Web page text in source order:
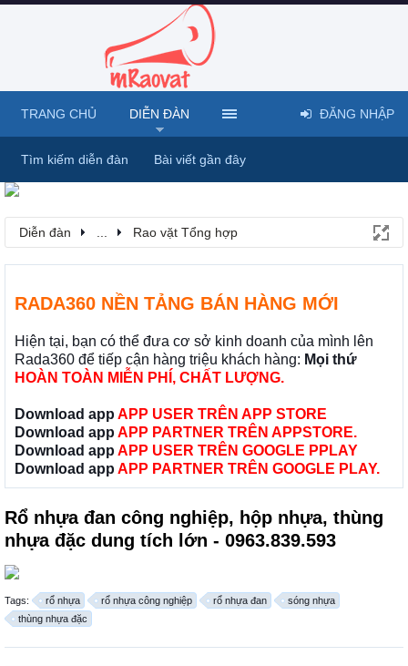
Diễn đàn Rao vặt Tổng hợp
RADA360 NỀN TẢNG BÁN HÀNG MỚI
Hiện tại, bạn có thể đưa cơ sở kinh doanh của mình lên
Rada360 để tiếp cận hàng triệu khách hàng: Mọi thứ
HOÀN TOÀN MIỄN PHÍ, CHẤT LƯỢNG.
Download app APP USER TRÊN APP STORE
Download app APP PARTNER TRÊN APPSTORE.
Download app APP USER TRÊN GOOGLE PPLAY
Download app APP PARTNER TRÊN GOOGLE PLAY.
Rổ nhựa đan công nghiệp, hộp nhựa, thùng
nhựa đặc dung tích lớn - 0963.839.593
Tags: rổ nhựa rổ nhựa công nghiệp rổ nhựa đan
sóng nhựa
thùng nhựa đặc
TRANG CHỦ DIỄN ĐÀN
Tìm kiếm diễn đàn Bài viết gần đây
ĐĂNG NHẬP